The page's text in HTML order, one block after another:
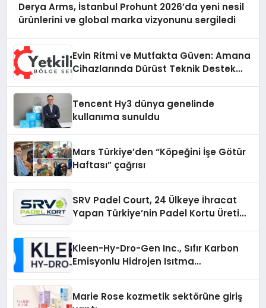
Derya Arms, İstanbul Prohunt 2026’da yeni nesil
ürünlerini ve global marka vizyonunu sergiledi
Evin Ritmi ve Mutfakta Güven: Amana
Cihazlarında Dürüst Teknik Destek
Tencent Hy3 dünya genelinde
kullanıma sunuldu
Mars Türkiye’den “Köpeğini İşe Götür
Haftası” çağrısı
SRV Padel Court, 24 Ülkeye İhracat
Yapan Türkiye’nin Padel Kortu Üretim
Kleen-Hy-Dro-Gen Inc., Sıfır Karbon
Emisyonlu Hidrojen Isıtma
Marie Rose kozmetik sektörüne giriş